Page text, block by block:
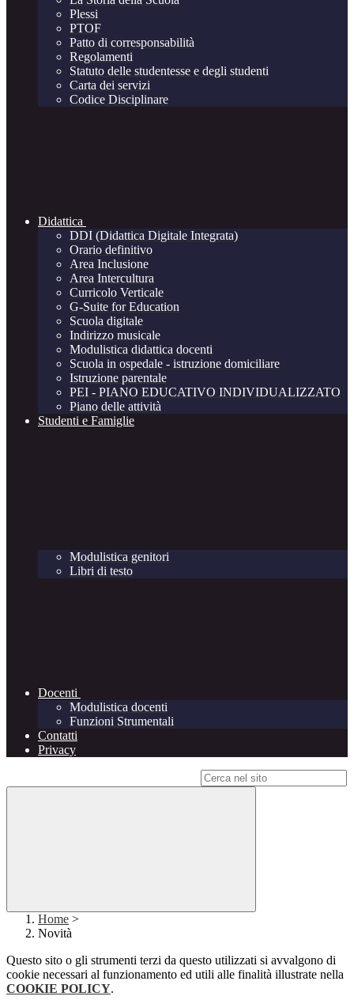
Plessi
PTOF
Patto di corresponsabilità
Regolamenti
Statuto delle studentesse e degli studenti
Carta dei servizi
Codice Disciplinare
Didattica
DDI (Didattica Digitale Integrata)
Orario definitivo
Area Inclusione
Area Intercultura
Curricolo Verticale
G-Suite for Education
Scuola digitale
Indirizzo musicale
Modulistica didattica docenti
Scuola in ospedale - istruzione domiciliare
Istruzione parentale
PEI - PIANO EDUCATIVO INDIVIDUALIZZATO
Piano delle attività
Studenti e Famiglie
Modulistica genitori
Libri di testo
Docenti
Modulistica docenti
Funzioni Strumentali
Contatti
Privacy
Home >
Novità
Questo sito o gli strumenti terzi da questo utilizzati si avvalgono di
cookie necessari al funzionamento ed utili alle finalità illustrate nella
COOKIE POLICY.